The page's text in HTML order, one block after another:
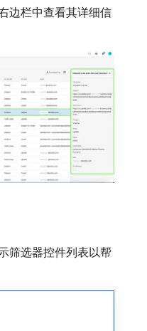
边栏中查看其详细信
筛选器控件列表以帮